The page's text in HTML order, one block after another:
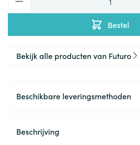
Bestel
Bekijk alle producten van Futuro
Beschikbare leveringsmethoden
Beschrijving